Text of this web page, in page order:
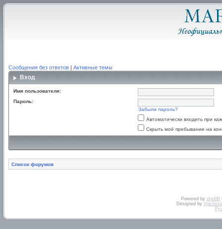
Сообщения без ответов | Активные темы
Вход
Имя пользователя:
Пароль:
Забыли пароль?
Автоматически входить при
Скрыть моё пребывание на
Список форумов
Powered by phpBB
Designed by